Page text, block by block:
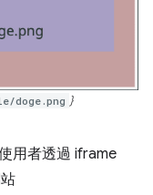
doge.png }
用者透過 iframe